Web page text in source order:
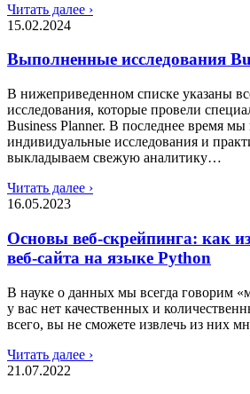
Читать далее ›
15.02.2024
Выполненные исследования
В нижеприведенном списке указаны
исследования, которые провели
Business Planner. В последнее время
индивидуальные исследования и
выкладываем свежую аналитику…
Читать далее ›
16.05.2023
Основы веб-скрейпинга: как
веб-сайта на языке Python
В науке о данных мы всегда говорим
у вас нет качественных и
всего, вы не сможете извлечь из них
Читать далее ›
21.07.2022